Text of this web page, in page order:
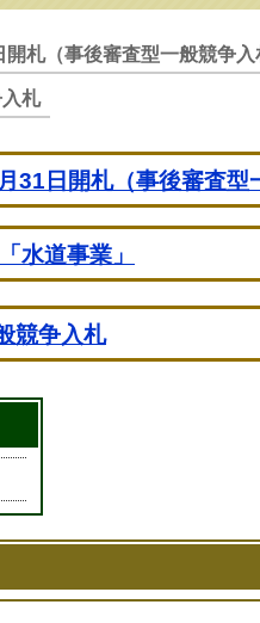
札（事後審査型一般競争入
札
日開札（事後審査型
水道事業」
競争入札